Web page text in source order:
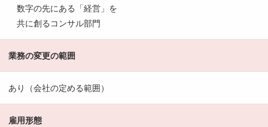
数字の先にある「経営」を
共に創るコンサル部門
業務の変更の範囲
あり（会社の定める範囲）
雇用形態